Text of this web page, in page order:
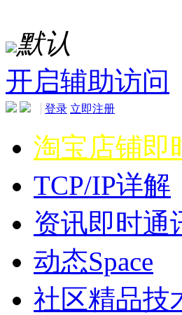
默认
开启辅助访问
登录 立即注册
淘宝店铺即
TCP/IP详解
资讯即时通
动态Space
社区精品技